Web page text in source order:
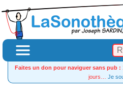
Faites un don pour naviguer sans pub :
jours… Je